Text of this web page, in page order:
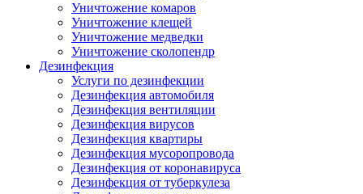
Уничтожение комаров
Уничтожение клещей
Уничтожение медведки
Уничтожение сколопендр
Дезинфекция
Услуги по дезинфекции
Дезинфекция автомобиля
Дезинфекция вентиляции
Дезинфекция вирусов
Дезинфекция квартиры
Дезинфекция мусоропровода
Дезинфекция от коронавируса
Дезинфекция от туберкулеза